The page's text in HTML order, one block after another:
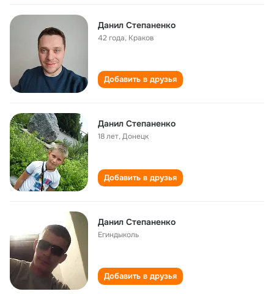
Данил Степаненко
42 года, Краков
Добавить в друзья
Данил Степаненко
18 лет,Донецк
Добавить в друзья
Данил Степаненко
Егиндыколь
Добавить в друзья